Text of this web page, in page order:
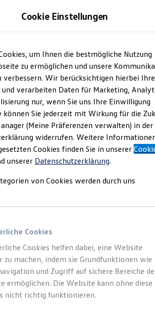
Sondermodelle
CUV
Fahrzeuge
Produkte
Angebote
Marktplatz
und Gebrauchtwagen
Zertifizierte Gebrauchtwagen
und Serviceangebote
Angebote
Leasing
Gebrauchtwagen-Leasing
Leasing
Leasing
ohne Anzahlung
Hermsdorfer Kreuz
| 226 Bewertungen
Cookie Einstellungen
um Ihnen die bestmögliche Nutzung
zu ermöglichen und unsere
verbessern. Wir berücksichtigen hierbei Ihre
und verarbeiten Daten für Marketing,
nur, wenn Sie uns Ihre Einwilligung
können Sie jederzeit mit Wirkung für die
(Meine Präferenzen verwalten) in der
widerrufen. Weitere
Cookies finden Sie in unserer
unserer Datenschutzerklärung.
von Cookies werden durch uns
Cookies
Cookies helfen dabei, eine Website
zu machen, indem sie Grundfunktionen wie
und Zugriff auf sichere Bereiche
ermöglichen. Die Website kann ohne diese
nicht richtig funktionieren.